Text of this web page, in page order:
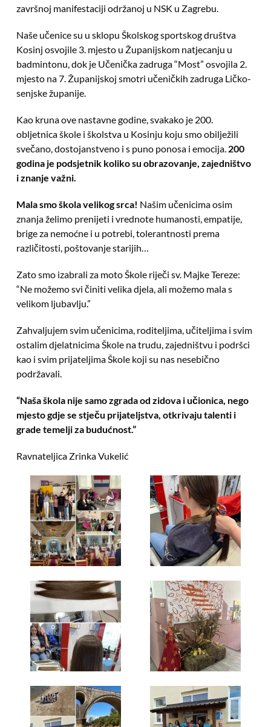
završnoj manifestaciji održanoj u NSK u Zagrebu.
Naše učenice su u sklopu Školskog sportskog društva
Kosinj osvojile 3. mjesto u Županijskom natjecanju u
badmintonu, dok je Učenička zadruga “Most” osvojila 2.
mjesto na 7. Županijskoj smotri učeničkih zadruga Ličko-
senjske županije.
Kao kruna ove nastavne godine, svakako je 200.
obljetnica škole i školstva u Kosinju koju smo obilježili
svečano, dostojanstveno i s puno ponosa i emocija. 200
godina je podsjetnik koliko su obrazovanje, zajedništvo
i znanje važni.
Mala smo škola velikog srca! Našim učenicima osim
znanja želimo prenijeti i vrednote humanosti, empatije,
brige za nemoćne i u potrebi, tolerantnosti prema
različitosti, poštovanje starijih…
Zato smo izabrali za moto Škole riječi sv. Majke Tereze:
“Ne možemo svi činiti velika djela, ali možemo mala s
velikom ljubavlju.”
Zahvaljujem svim učenicima, roditeljima, učiteljima i svim
ostalim djelatnicima Škole na trudu, zajedništvu i podršci
kao i svim prijateljima Škole koji su nas nesebično
podržavali.
“Naša škola nije samo zgrada od zidova i učionica, nego
mjesto gdje se stječu prijateljstva, otkrivaju talenti i
grade temelji za budućnost.”
Ravnateljica Zrinka Vukelić